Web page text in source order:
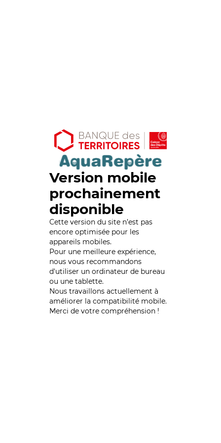
Version mobile
prochainement
disponible
Cette version du site n’est pas
encore optimisée pour les
appareils mobiles.
Pour une meilleure expérience,
nous vous recommandons
d'utiliser un ordinateur de bureau
ou une tablette.
Nous travaillons actuellement à
améliorer la compatibilité mobile.
Merci de votre compréhension !